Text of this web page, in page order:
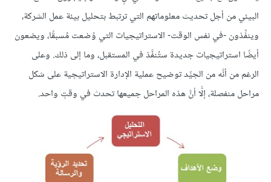
البيئي من أجل تحديث معلوماتهم التي ترتبط بتحليل بيئة عمل الشركة،
وينفِّذون -في نفس الوقت- الاستراتيجيات التي وُضعت مُسبقًا، ويضعون
أيضًا استراتيجيات جديدة ستُنفَّذ في المستقبل، وما إلى ذلك. وعلى
الرغم من أنَّه من الجيِّد توضيح عملية الإدارة الاستراتيجية على شكل
مراحل منفصلة، إلَّا أنَّ هذه المراحل جميعها تحدث في وقتٍ واحد.